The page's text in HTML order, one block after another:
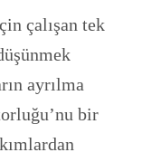
çalışan tek
ayrılma
bir